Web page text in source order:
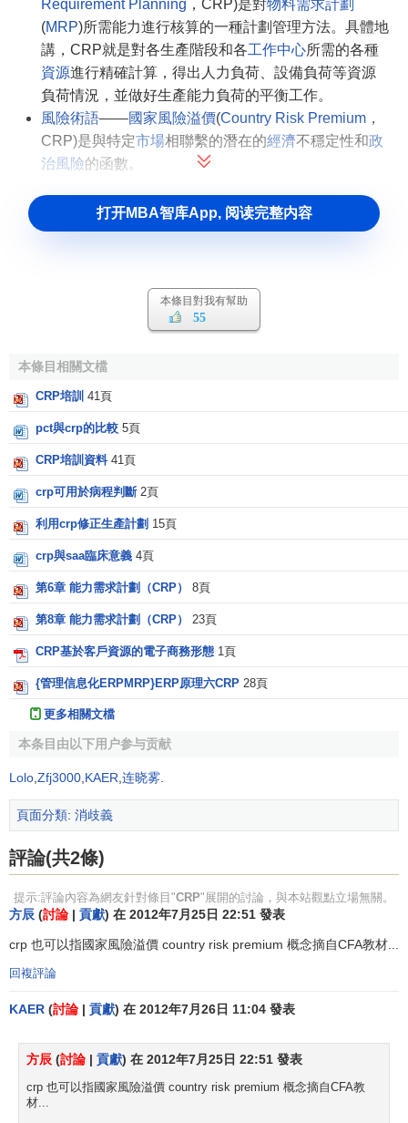
Requirement Planning ，CRP)是對物料需求計劃
(MRP)所需能力進行核算的一種計劃管理方法。具體地
講，CRP就是對各生產階段和各工作中心所需的各種
資源進行精確計算，得出人力負荷、設備負荷等資源
負荷情況，並做好生產能力負荷的平衡工作。
風險術語——國家風險溢價(Country Risk Premium ，
CRP)是與特定市場相聯繫的潛在的經濟不穩定性和政
治風險的函數。
打开MBA智库App, 阅读完整内容
本條目對我有幫助
55
本條目相關文檔
CRP培訓 41頁
pct與crp的比較 5頁
CRP培訓資料 41頁
crp可用於病程判斷 2頁
利用crp修正生產計劃 15頁
crp與saa臨床意義 4頁
第6章 能力需求計劃（CRP） 8頁
第8章 能力需求計劃（CRP） 23頁
CRP基於客戶資源的電子商務形態 1頁
{管理信息化ERPMRP}ERP原理六CRP 28頁
更多相關文檔
本条目由以下用户参与贡献
Lolo Zfj3000 KAER 连晓雾
頁面分類: 消歧義
評論(共2條)
提示:評論內容為網友針對條目"CRP"展開的討論，與本站觀點立場無關。
方辰 (討論 | 貢獻) 在 2012年7月25日 22:51 發表
crp 也可以指國家風險溢價 country risk premium 概念摘自CFA教材...
回複評論
KAER (討論 | 貢獻) 在 2012年7月26日 11:04 發表
方辰 (討論 | 貢獻) 在 2012年7月25日 22:51 發表
crp 也可以指國家風險溢價 country risk premium 概念摘自CFA教
材...